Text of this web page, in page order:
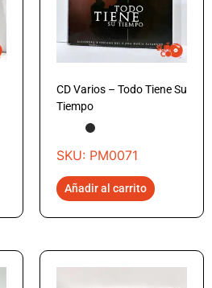
CD Varios – Todo Tiene Su
Tiempo
SKU: PM0071
Añadir al carrito